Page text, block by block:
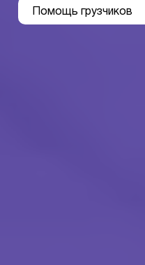
Помощь грузчиков